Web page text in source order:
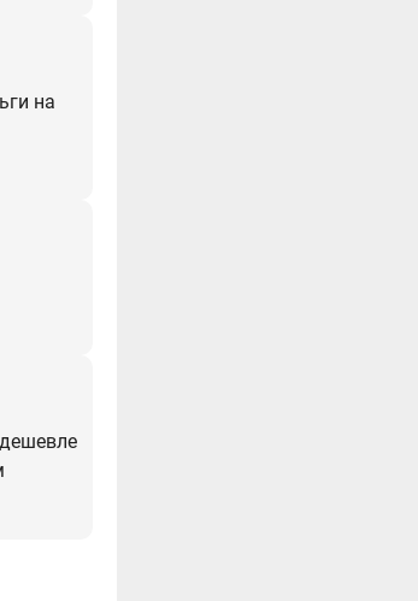
на